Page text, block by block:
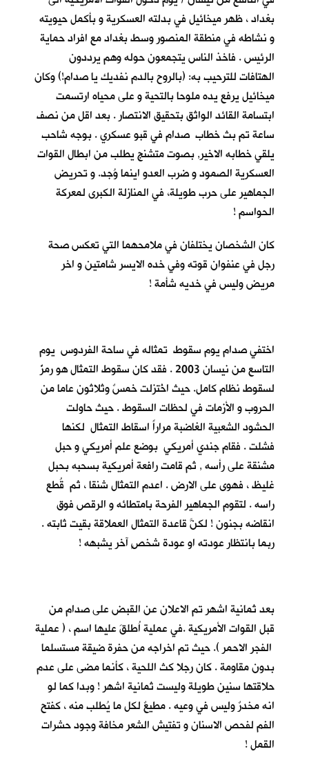
بغداد ، ظهر ميخائيل في بدلته العسكرية و بأكمل حيويته
و نشاطه في منطقة المنصور وسط بغداد مع افراد حماية
الرئيس . فاخذ الناس يتجمعون حوله وهم يرددون
الهتافات للترحيب به: (بالروح بالدم نفديك يا صدام!) وكان
ميخائيل يرفع يده ملوحا بالتحية و على محياه ارتسمت
ابتسامة القائد الواثق بتحقيق الانتصار . بعد اقل من نصف
ساعة تم بث خطاب صدام في قبو عسكري . بوجه شاحب
يلقي خطابه الاخير, بصوت متشنج يطلب من ابطال القوات
العسكرية الصمود و ضرب العدو اينما وُجد. و تحريض
الجماهير على حرب طويلة، في المنازلة الكبرى لمعركة
الحواسم !
كان الشخصان يختلفان في ملامحهما التي تعكس صحة
رجل في عنفوان قوته وفي خده الايسر شامتين و اخر
مريض وليس في خديه شأمة !
اختفي صدام يوم سقوط تمثاله في ساحة الفردوس يوم
التاسع من نيسان 2003 . فقد كان سقوط التمثال هو رمزٌ
لسقوط نظام كامل. حيث اخُتزلت خمسٌ وثلاثون عاما من
الحروب و الأزمات في لحظات السقوط . حيث حاولت
الحشود الشعبية الغاضبة مراراً اسقاط التمثال لكنها
فشلت . فقام جندي أمريكي بوضع علم أمريكي و حبل
مشنقة على رأسه , ثم قامت رافعة أمريكية بسحبه بحبل
غليظ ، فهوى على الارض . اعدم التمثال شنقا ، ثم قُطع
راسه . لتقوم الجماهير الفرحة بامتطائه و الرقص فوق
انقاضه بجنون ! لكنَّ قاعدة التمثال العملاقة بقيت ثابته .
ربما بانتظار عودته او عودة شخصٍ آخر يشبهه !
بعد ثمانية اشهر تم الاعلان عن القبض على صدام من
قبل القوات الأمريكية .في عملية اُطلقَ عليها اسم ، ( عملية
الفجر الاحمر ). حيث تم اخراجه من حفرة ضيقة مستسلما
بدون مقاومة . كان رجلا كث اللحية ، كأنما مضى على عدم
حلاقتها سنين طويلة وليست ثمانية اشهر ! وبدا كما لو
انه مخدرٌ وليس في وعيه . مطيعٌ لكل ما يُطلب منه ، كفتح
الفم لفحص الاسنان و تفتيش الشعر مخافة وجود حشرات
القمل !